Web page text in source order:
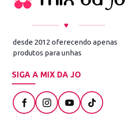
♥
desde 2012 oferecendo apenas
produtos para unhas
SIGA A MIX DA JO